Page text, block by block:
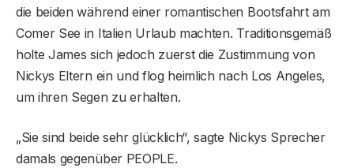
die beiden während einer romantischen Bootsfahrt am
Comer See in Italien Urlaub machten. Traditionsgemäß
holte James sich jedoch zuerst die Zustimmung von
Nickys Eltern ein und flog heimlich nach Los Angeles,
um ihren Segen zu erhalten.
„Sie sind beide sehr glücklich“, sagte Nickys Sprecher
damals gegenüber PEOPLE.